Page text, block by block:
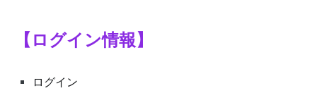
【ログイン情報】
ログイン